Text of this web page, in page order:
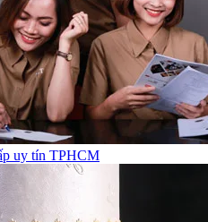
uy tín TPHCM